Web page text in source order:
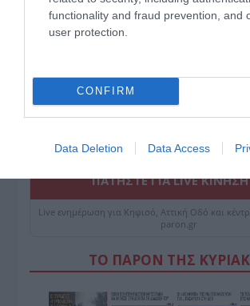
functionality and fraud prevention, and
user protection.
CONFIRM
Data Deletion Data Access
ΠΑΤΗΣΤΕ ΓΙΑ LIVE
Live ενημέρωση για Κηφισό, Αττική Οδό και
paron.gr
ΤΟ ΠΑΡΟΝ ΤΗΣ